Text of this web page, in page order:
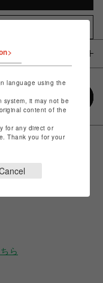
ちら
language using the
system, it may not be
content of the
for any direct or
Thank you for your